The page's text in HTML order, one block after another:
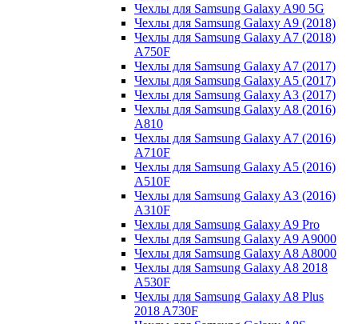
Чехлы для Samsung Galaxy A90 5G
Чехлы для Samsung Galaxy A9 (2018)
Чехлы для Samsung Galaxy A7 (2018)
A750F
Чехлы для Samsung Galaxy A7 (2017)
Чехлы для Samsung Galaxy A5 (2017)
Чехлы для Samsung Galaxy A3 (2017)
Чехлы для Samsung Galaxy A8 (2016)
A810
Чехлы для Samsung Galaxy A7 (2016)
A710F
Чехлы для Samsung Galaxy A5 (2016)
A510F
Чехлы для Samsung Galaxy A3 (2016)
A310F
Чехлы для Samsung Galaxy A9 Pro
Чехлы для Samsung Galaxy A9 A9000
Чехлы для Samsung Galaxy A8 A8000
Чехлы для Samsung Galaxy A8 2018
A530F
Чехлы для Samsung Galaxy A8 Plus
2018 A730F